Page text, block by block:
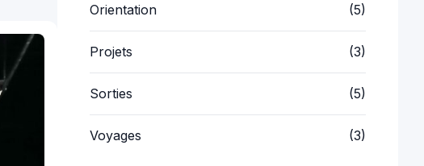
Orientation (5)
Projets (3)
Sorties (5)
Voyages (3)